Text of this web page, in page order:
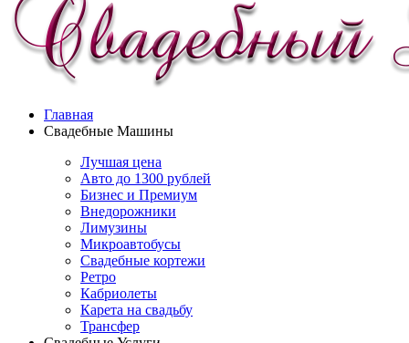
Главная
Свадебные Машины
Лучшая цена
Авто до 1300 рублей
Бизнес и Премиум
Внедорожники
Лимузины
Микроавтобусы
Свадебные кортежи
Ретро
Кабриолеты
Карета на свадьбу
Трансфер